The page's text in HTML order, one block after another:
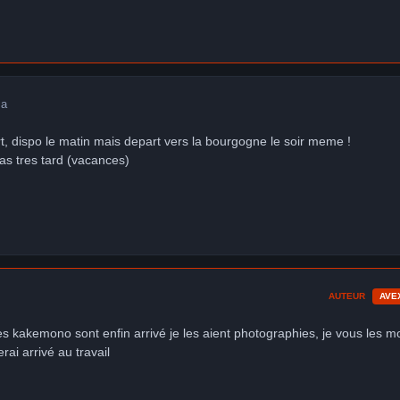
dispo le matin mais depart vers la bourgogne le soir meme !
tres tard (vacances)
AUTEUR
kakemono sont enfin arrivé je les aient photographies, je vous les
arrivé au travail